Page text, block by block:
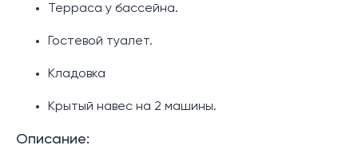
Терраса у бассейна.
Гостевой туалет.
Кладовка
Крытый навес на 2 машины.
Описание: